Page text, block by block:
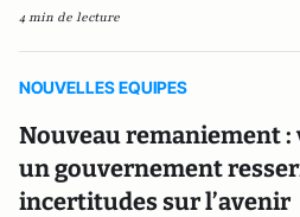
4 min de lecture
NOUVELLES EQUIPES
Nouveau remaniement :
un gouvernement
incertitudes sur l’avenir